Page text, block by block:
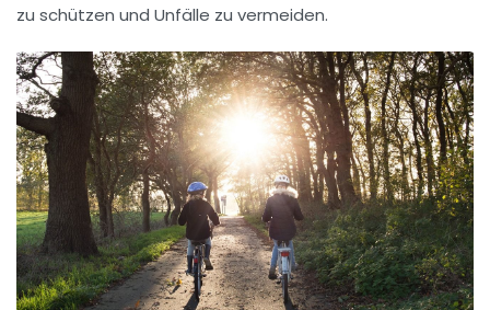
zu schützen und Unfälle zu vermeiden.